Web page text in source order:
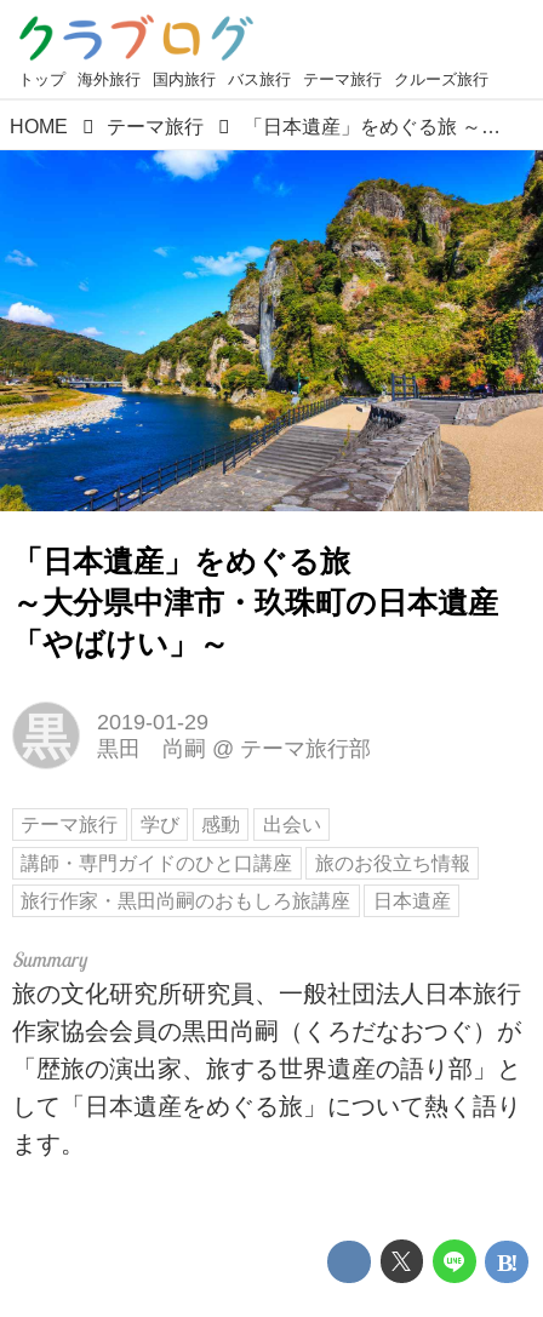
トップ 海外旅行 国内旅行 バス旅行 テーマ旅行 クルーズ旅行
HOME テーマ旅行 「日本遺産」をめぐる旅 ～大分県中津市・玖珠町の日本遺産「やばけい」～
「日本遺産」をめぐる旅
～大分県中津市・玖珠町の日本遺産
「やばけい」～
黒
2019-01-29
黒田 尚嗣 @ テーマ旅行部
テーマ旅行 学び 感動
出会い
講師・専門ガイドのひと口講座
旅のお役立ち情報
旅行作家・黒田尚嗣のおもしろ旅講座
日本遺産
旅の文化研究所研究員、一般社団法人日本旅行
作家協会会員の黒田尚嗣（くろだなおつぐ）が
「歴旅の演出家、旅する世界遺産の語り部」と
して「日本遺産をめぐる旅」について熱く語り
ます。